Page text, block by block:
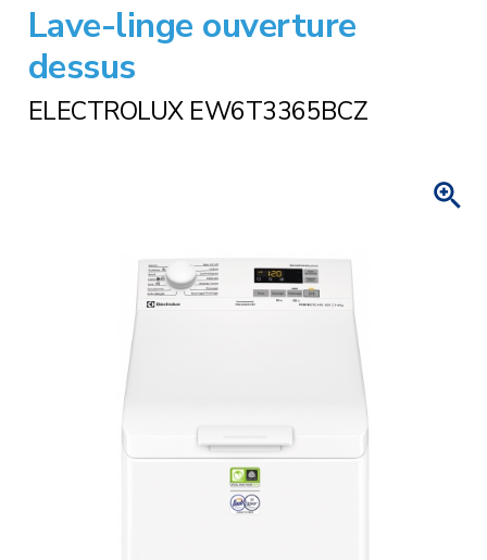
Lave-linge ouverture
dessus
ELECTROLUX EW6T3365BCZ